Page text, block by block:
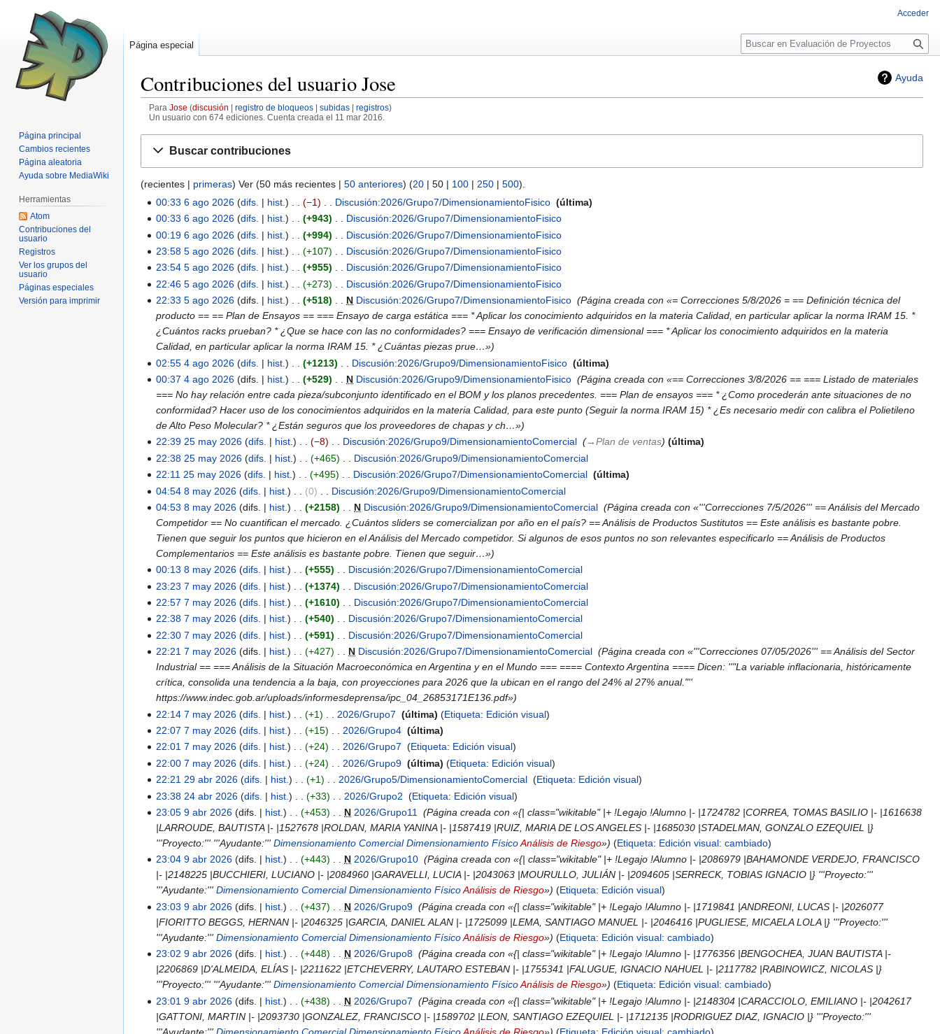
Ayuda
Contribuciones del usuario Jose
Para Jose discusión registro de bloqueos subidas
registros
Un usuario con 674 ediciones. Cuenta creada el 11 mar 2016.
navegación
búsqueda
Buscar contribuciones
(recientes | primeras) Ver (50 más recientes | 50 anteriores) (20 | 50 | 100 | 250 | 500).
ago
2026
00:33 6 ago 2026 difs. hist. −1 Discusión:2026/Grupo7/DimensionamientoFisico
S
i
n
r
e
m
e
e
d
i
c
i
ó
n
última
00:33 6 ago 2026 difs. hist. +943 Discusión:2026/Grupo7/DimensionamientoFisico
S
i
n
r
e
m
i
c
i
ó
n
00:19 6 ago 2026 difs. hist. +994 Discusión:2026/Grupo7/DimensionamientoFisico
S
i
n
r
u
m
i
c
i
ó
n
ago
2026
23:58 5 ago 2026 difs. hist. +107 Discusión:2026/Grupo7/DimensionamientoFisico
S
i
n
r
e
s
u
m
d
i
c
i
ó
n
23:54 5 ago 2026 difs. hist. +955 Discusión:2026/Grupo7/DimensionamientoFisico
S
i
n
r
e
s
u
n
d
i
c
i
ó
n
22:46 5 ago 2026 difs. hist. +273 Discusión:2026/Grupo7/DimensionamientoFisico
S
i
n
r
e
s
m
e
n
d
i
c
ó
n
22:33 5 ago 2026 difs. hist. +518 N Discusión:2026/Grupo7/DimensionamientoFisico ‎ Página creada con «= Correcciones 5/8/2026 = == Definición técnica del
producto == == Plan de Ensayos == === Ensayo de carga estática === * Aplicar los conocimiento adquiridos en la materia Calidad, en particular aplicar la norma IRAM 15. *
¿Cuántos racks prueban? * ¿Que se hace con las no conformidades? === Ensayo de verificación dimensional === * Aplicar los conocimiento adquiridos en la materia
Calidad, en particular aplicar la norma IRAM 15. * ¿Cuántas piezas prue…»
ago
2026
02:55 4 ago 2026 difs. hist. +1213 Discusión:2026/Grupo9/DimensionamientoFisico
S
i
n
r
e
s
u
m
i
c
i
ó
n
última
00:37 4 ago 2026 difs. hist. +529 N Discusión:2026/Grupo9/DimensionamientoFisico ‎ Página creada con «== Correcciones 3/8/2026 == === Listado de materiales
=== No hay relación entre cada pieza/subconjunto identificado en el BOM y los planos precedentes. === Plan de ensayos === * ¿Como procederán ante situaciones de no
conformidad? Hacer uso de los conocimientos adquiridos en la materia Calidad, para este punto (Seguir la norma IRAM 15) * ¿Es necesario medir con calibra el Polietileno
de Alto Peso Molecular? * ¿Están seguros que los proveedores de chapas y ch…»
25
may
2026
22:39 25 may 2026 difs. hist. −8 Discusión:2026/Grupo9/DimensionamientoComercial ‎ →‎Plan de ventas
última
22:38 25 may 2026 difs. hist. +465 Discusión:2026/Grupo9/DimensionamientoComercial
S
i
n
r
e
s
u
m
e
e
d
i
c
i
ó
n
22:11 25 may 2026 difs. hist. +495 Discusión:2026/Grupo7/DimensionamientoComercial
S
i
n
r
e
s
u
m
e
e
d
i
c
i
ó
n
última
may
2026
04:54 8 may 2026 difs. hist. 0 Discusión:2026/Grupo9/DimensionamientoComercial
S
i
n
r
e
s
u
m
i
c
i
ó
n
04:53 8 may 2026 difs. hist. +2158 N Discusión:2026/Grupo9/DimensionamientoComercial ‎ Página creada con «'''Correcciones 7/5/2026''' == Análisis del Mercado
Competidor == No cuantifican el mercado. ¿Cuántos sliders se comercializan por año en el país? == Análisis de Productos Sustitutos == Este análisis es bastante pobre.
Tienen que seguir los puntos que hicieron en el Análisis del Mercado competidor. Si algunos de esos puntos no son relevantes especificarlo == Análisis de Productos
Complementarios == Este análisis es bastante pobre. Tienen que seguir…»
00:13 8 may 2026 difs. hist. +555 Discusión:2026/Grupo7/DimensionamientoComercial
S
i
n
r
e
s
m
e
e
d
i
c
i
n
may
2026
23:23 7 may 2026 difs. hist. +1374 Discusión:2026/Grupo7/DimensionamientoComercial
S
i
n
r
e
u
m
e
e
d
i
c
ó
n
22:57 7 may 2026 difs. hist. +1610 Discusión:2026/Grupo7/DimensionamientoComercial
S
i
n
r
e
s
u
m
e
e
d
i
i
ó
22:38 7 may 2026 difs. hist. +540 Discusión:2026/Grupo7/DimensionamientoComercial
S
i
n
r
e
s
u
m
e
e
d
c
i
n
22:30 7 may 2026 difs. hist. +591 Discusión:2026/Grupo7/DimensionamientoComercial
S
i
n
r
e
s
u
m
e
e
i
c
ó
n
22:21 7 may 2026 difs. hist. +427 N Discusión:2026/Grupo7/DimensionamientoComercial ‎ Página creada con «'''Correcciones 07/05/2026''' == Análisis del Sector
Industrial == === Análisis de la Situación Macroeconómica en Argentina y en el Mundo === ==== Contexto Argentina ==== Dicen: ''"La variable inflacionaria, históricamente
crítica, consolida una tendencia a la baja, con proyecciones para 2026 que la ubican en el rango del 24% al 27% anual."''
https://www.indec.gob.ar/uploads/informesdeprensa/ipc_04_26853171E136.pdf»
22:14 7 may 2026 difs. hist. +1 2026/Grupo7
S
i
n
r
e
m
d
e
d
c
i
n
última Etiqueta: Edición visual
22:07 7 may 2026 difs. hist. +15 2026/Grupo4
S
i
n
r
e
s
u
n
e
i
c
ó
n
última
22:01 7 may 2026 difs. hist. +24 2026/Grupo7
S
i
n
r
e
s
u
m
e
e
i
i
ó
Etiqueta: Edición visual
22:00 7 may 2026 difs. hist. +24 2026/Grupo9
S
i
n
r
e
s
u
m
e
n
d
d
i
última Etiqueta: Edición visual
29
abr
2026
22:21 29 abr 2026 difs. hist. +1 2026/Grupo5/DimensionamientoComercial
S
i
n
r
e
s
u
m
e
n
d
e
e
c
Etiqueta: Edición visual
24
abr
2026
23:38 24 abr 2026 difs. hist. +33 2026/Grupo2
S
i
n
r
e
s
u
m
e
n
d
e
e
d
i
Etiqueta: Edición visual
23:05 9 abr 2026 difs. hist. +453 N 2026/Grupo11 ‎ Página creada con «{| class="wikitable" |+ !Legajo !Alumno |- |1724782 |CORREA, TOMAS BASILIO |- |1616638
|LARROUDE, BAUTISTA |- |1527678 |ROLDAN, MARIA YANINA |- |1587419 |RUIZ, MARIA DE LOS ANGELES |- |1685030 |STADELMAN, GONZALO EZEQUIEL |}
'''Proyecto:''' '''Ayudante:'''Dimensionamiento Comercial Dimensionamiento Físico Análisis de Riesgo» Etiqueta: Edición visual: cambiado
23:04 9 abr 2026 difs. hist. +443 N 2026/Grupo10 ‎ Página creada con «{| class="wikitable" |+ !Legajo !Alumno |- |2086979 |BAHAMONDE VERDEJO, FRANCISCO
|- |2148225 |BUCCHIERI, LUCIANO |- |2084960 |GARAVELLI, LUCIA |- |2043063 |MOURULLO, JULIÁN |- |2094605 |SERRECK, TOBIAS IGNACIO |} '''Proyecto:'''
'''Ayudante:'''Dimensionamiento Comercial Dimensionamiento Físico Análisis de Riesgo» Etiqueta: Edición visual
23:03 9 abr 2026 difs. hist. +437 N 2026/Grupo9 ‎ Página creada con «{| class="wikitable" |+ !Legajo !Alumno |- |1719841 |ANDREONI, LUCAS |- |2026077
|FIORITTO BEGGS, HERNAN |- |2046325 |GARCIA, DANIEL ALAN |- |1725099 |LEMA, SANTIAGO MANUEL |- |2046416 |PUGLIESE, MICAELA LOLA |} '''Proyecto:'''
'''Ayudante:'''Dimensionamiento Comercial Dimensionamiento Físico Análisis de Riesgo» Etiqueta: Edición visual: cambiado
23:02 9 abr 2026 difs. hist. +448 N 2026/Grupo8 ‎ Página creada con «{| class="wikitable" |+ !Legajo !Alumno |- |1776356 |BENGOCHEA, JUAN BAUTISTA |-
|2206869 |D'ALMEIDA, ELÍAS |- |2211622 |ETCHEVERRY, LAUTARO ESTEBAN |- |1755341 |FALUGUE, IGNACIO NAHUEL |- |2117782 |RABINOWICZ, NICOLAS |}
'''Proyecto:''' '''Ayudante:'''Dimensionamiento Comercial Dimensionamiento Físico Análisis de Riesgo» Etiqueta: Edición visual: cambiado
23:01 9 abr 2026 difs. hist. +438 N 2026/Grupo7 ‎ Página creada con «{| class="wikitable" |+ !Legajo !Alumno |- |2148304 |CARACCIOLO, EMILIANO |- |2042617
|GATTONI, MARTIN |- |2093730 |GONZALEZ, FRANCISCO |- |1589702 |LEON, SANTIAGO EZEQUIEL |- |1712135 |RODRIGUEZ DIAZ, IGNACIO |} '''Proyecto:'''
'''Ayudante:'''Dimensionamiento Comercial Dimensionamiento Físico Análisis de Riesgo» Etiqueta: Edición visual: cambiado
Acceder
Página especial
Buscar
Página principal
Cambios recientes
Página aleatoria
Ayuda sobre MediaWiki
Herramientas
Atom
Contribuciones del
usuario
Registros
Ver los grupos del
usuario
Páginas especiales
Versión para imprimir